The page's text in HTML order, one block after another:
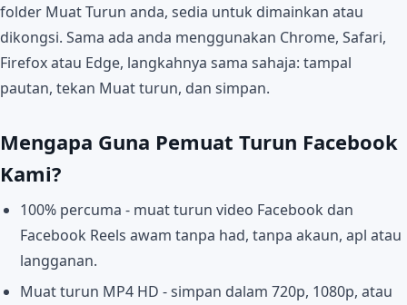
folder Muat Turun anda, sedia untuk dimainkan atau
dikongsi. Sama ada anda menggunakan Chrome, Safari,
Firefox atau Edge, langkahnya sama sahaja: tampal
pautan, tekan Muat turun, dan simpan.
Mengapa Guna Pemuat Turun Facebook
Kami?
100% percuma - muat turun video Facebook dan
Facebook Reels awam tanpa had, tanpa akaun, apl atau
langganan.
Muat turun MP4 HD - simpan dalam 720p, 1080p, atau